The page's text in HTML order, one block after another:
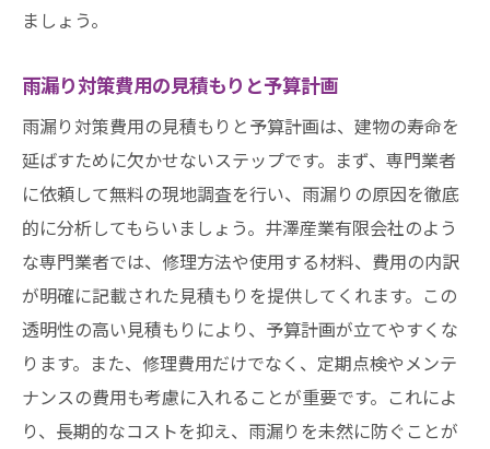
ましょう。
雨漏り対策費用の見積もりと予算計画
雨漏り対策費用の見積もりと予算計画は、建物の寿命を
延ばすために欠かせないステップです。まず、専門業者
に依頼して無料の現地調査を行い、雨漏りの原因を徹底
的に分析してもらいましょう。井澤産業有限会社のよう
な専門業者では、修理方法や使用する材料、費用の内訳
が明確に記載された見積もりを提供してくれます。この
透明性の高い見積もりにより、予算計画が立てやすくな
ります。また、修理費用だけでなく、定期点検やメンテ
ナンスの費用も考慮に入れることが重要です。これによ
り、長期的なコストを抑え、雨漏りを未然に防ぐことが